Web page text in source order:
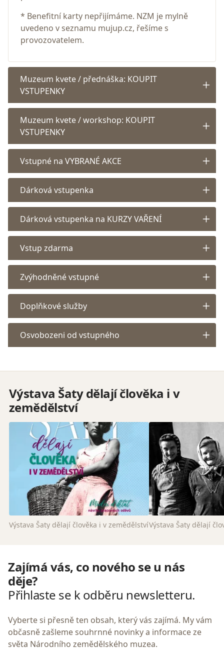
* Benefitní karty nepřijímáme. NZM je mylně
uvedeno v seznamu mujup.cz, řešíme s
provozovatelem.
Muzeum kvete / přednáška: KOUPIT
VSTUPENKY
Muzeum kvete / workshop: KOUPIT
VSTUPENKY
Vstupné na VYBRANÉ AKCE
Dárková vstupenka
Dárková vstupenka na KURZY VAŘENÍ
Vstup zdarma
Zvýhodněné vstupné
Doplňkové služby
Osvobozeni od vstupného
Výstava Šaty dělají člověka i v
zemědělství
Výstava Šaty dělají člověka i v zemědělstvíVýstava Šaty dělají
Zajímá vás, co nového se u nás
děje?
Přihlaste se k odběru newsletteru.
Vyberte si přesně ten obsah, který vás zajímá. My vám
občasně zašleme souhrnné novinky a informace ze
světa Národního zemědělského muzea.